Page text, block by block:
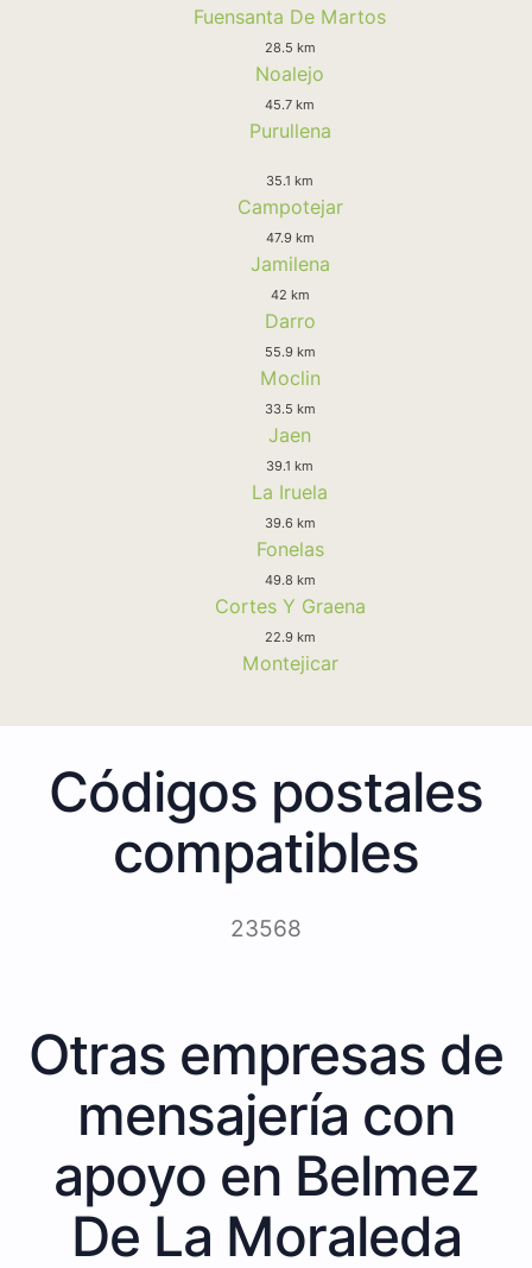
Fuensanta De Martos
28.5 km
Noalejo
45.7 km
Purullena
35.1 km
Campotejar
47.9 km
Jamilena
42 km
Darro
55.9 km
Moclin
33.5 km
Jaen
39.1 km
La Iruela
39.6 km
Fonelas
49.8 km
Cortes Y Graena
22.9 km
Montejicar
Códigos postales
compatibles
23568
Otras empresas de
mensajería con
apoyo en Belmez
De La Moraleda